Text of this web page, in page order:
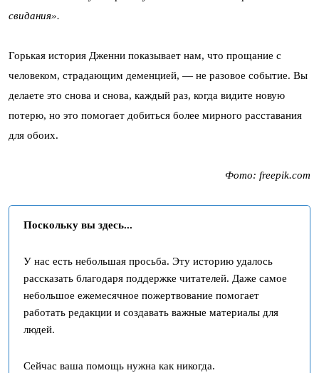
свидания».
Горькая история Дженни показывает нам, что прощание с
человеком, страдающим деменцией, — не разовое событие. Вы
делаете это снова и снова, каждый раз, когда видите новую
потерю, но это помогает добиться более мирного расставания
для обоих.
Фото: freepik.com
Поскольку вы здесь...
У нас есть небольшая просьба. Эту историю удалось
рассказать благодаря поддержке читателей. Даже самое
небольшое ежемесячное пожертвование помогает
работать редакции и создавать важные материалы для
людей.
Сейчас ваша помощь нужна как никогда.